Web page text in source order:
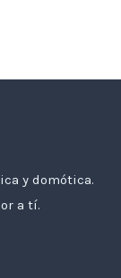
y domótica.
a tí.